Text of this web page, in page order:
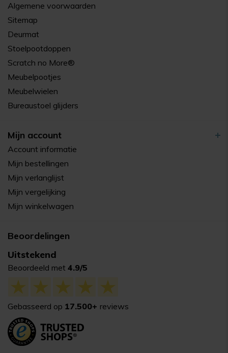
Algemene voorwaarden
Sitemap
Deurmat
Stoelpootdoppen
Scratch no More®
Meubelpootjes
Meubelwielen
Bureaustoel glijders
Mijn account
Account informatie
Mijn bestellingen
Mijn verlanglijst
Mijn vergelijking
Mijn winkelwagen
Beoordelingen
Uitstekend
Beoordeeld met 4.9/5
Gebasseerd op 17.500+ reviews